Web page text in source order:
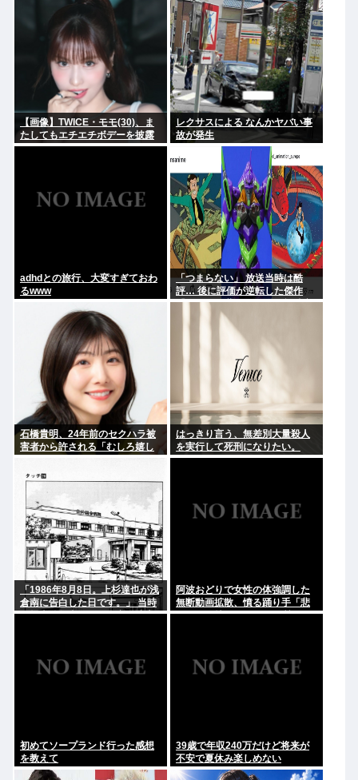
【画像】TWICE・モモ(30)、ま
たしてもエチエチボデーを披露
www
レクサスによる なんかヤバい事
故が発生
adhdとの旅行、大変すぎておわ
るwww
「つまらない」 放送当時は酷
評… 後に評価が逆転した傑作
『ルパン三世』 再放送で視聴率
30%超え 誰もが知る名作に
石橋貴明、24年前のセクハラ被
害者から許される「むしろ嬉し
はっきり言う、無差別大量殺人
を実行して死刑になりたい。
「1986年8月8日。上杉達也が浅
倉南に告白した日です。」 当時
の担当編集者とあだち充が達也
阿波おどりで女性の体強調した
無断動画拡散、憤る踊り手「悲
しいし気持ち悪い」…悪質なケ
初めてソープランド行った感想
を教えて
39歳で年収240万だけど将来が
不安で夏休み楽しめない